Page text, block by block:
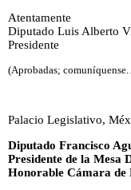
Atentamente
Diputado Luis Alberto
Presidente
(Aprobadas;
Palacio Legislativo,
Diputado Francisco
Presidente de la Mesa
Honorable Cámara de